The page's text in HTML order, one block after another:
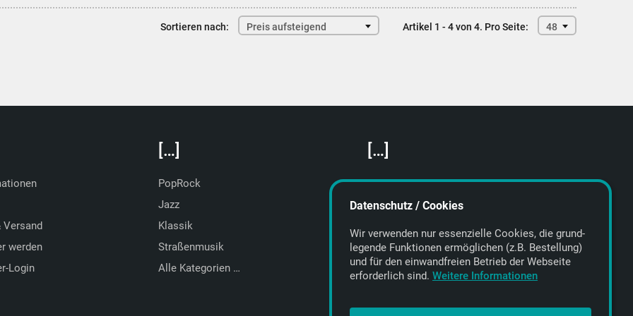
Sortieren nach: Preis aufsteigend Artikel 1 - 4 von 4. Pro Seite: 48
Versand
werden
Login
[…]
PopRock
Jazz
Klassik
Straßenmusik
Alle Kategorien …
[…]
Featured Artists
About getyourmusic
Datenschutz / Cookies
Wir verwenden nur essenzielle Cookies, die grund­
legende Funktionen ermöglichen (z.B. Bestellung)
und für den einwand­freien Betrieb der Webseite
erforderlich sind. Weitere Informationen